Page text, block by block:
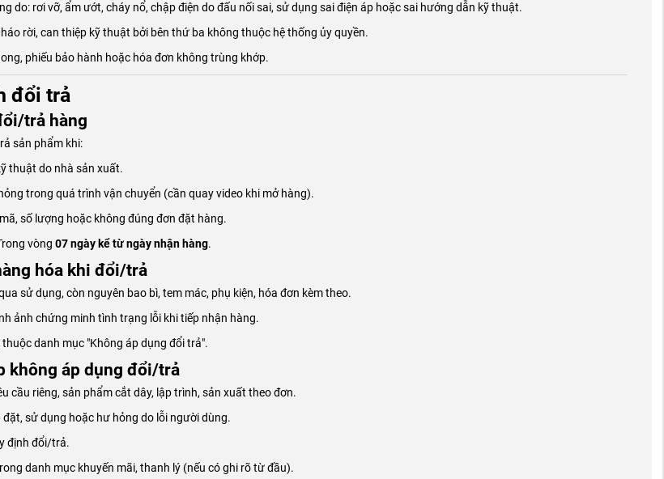
do: rơi vỡ, ẩm ướt, cháy nổ, chập điện do đấu nối sai, sử dụng sai điện áp hoặc sai hướng dẫn kỹ thuật.
rời, can thiệp kỹ thuật bởi bên thứ ba không thuộc hệ thống ủy quyền.
phiếu bảo hành hoặc hóa đơn không trùng khớp.
đổi trả
trả hàng
sản phẩm khi:
thuật do nhà sản xuất.
trong quá trình vận chuyển (cần quay video khi mở hàng).
số lượng hoặc không đúng đơn đặt hàng.
vòng 07 ngày kể từ ngày nhận hàng.
hóa khi đổi/trả
sử dụng, còn nguyên bao bì, tem mác, phụ kiện, hóa đơn kèm theo.
ảnh chứng minh tình trạng lỗi khi tiếp nhận hàng.
danh mục "Không áp dụng đổi trả".
không áp dụng đổi/trả
cầu riêng, sản phẩm cắt dây, lập trình, sản xuất theo đơn.
đặt, sử dụng hoặc hư hỏng do lỗi người dùng.
định đổi/trả.
danh mục khuyến mãi, thanh lý (nếu có ghi rõ từ đầu).